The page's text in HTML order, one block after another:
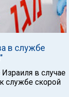
в службе
в случае
службе скорой